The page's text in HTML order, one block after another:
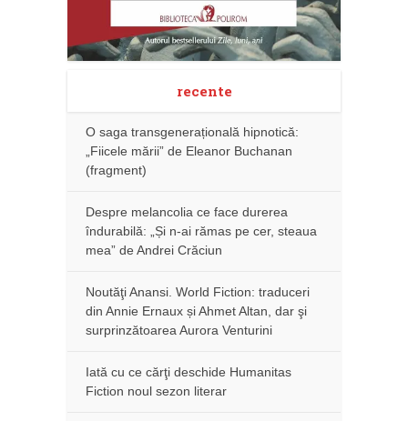
recente
O saga transgenerațională hipnotică:
„Fiicele mării” de Eleanor Buchanan
(fragment)
Despre melancolia ce face durerea
îndurabilă: „Și n-ai rămas pe cer, steaua
mea” de Andrei Crăciun
Noutăţi Anansi. World Fiction: traduceri
din Annie Ernaux și Ahmet Altan, dar şi
surprinzătoarea Aurora Venturini
Iată cu ce cărţi deschide Humanitas
Fiction noul sezon literar